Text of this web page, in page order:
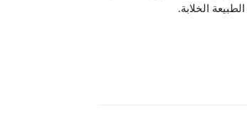
الخلابة.